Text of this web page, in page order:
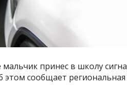
принес в школу
этом сообщает региональная